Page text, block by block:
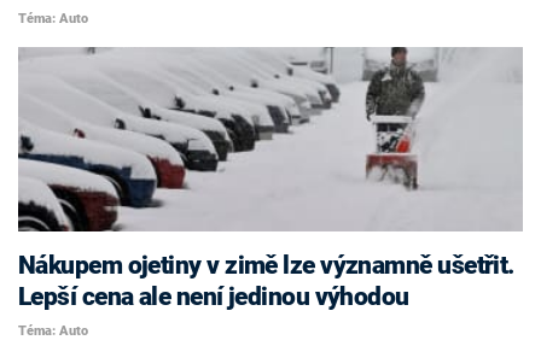
Téma: Auto
Nákupem ojetiny v zimě lze významně ušetřit.
Lepší cena ale není jedinou výhodou
Téma: Auto